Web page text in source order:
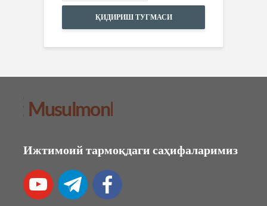
ҚИДИРИШ ТУГМАСИ
Ижтимоий тармоқдаги саҳифаларимиз